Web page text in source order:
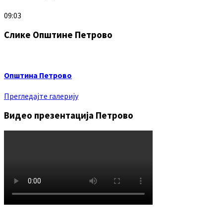
09:03
Слике Општине Петрово
Општина Петрово
Прегледајте галерију
Видео презентација Петрово